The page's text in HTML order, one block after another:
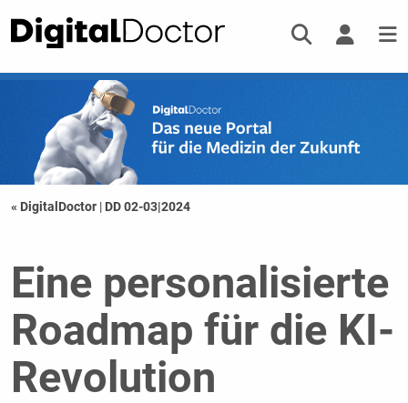
« DigitalDoctor | DD 02-03|2024
Eine personalisierte
Roadmap für die KI-
Revolution